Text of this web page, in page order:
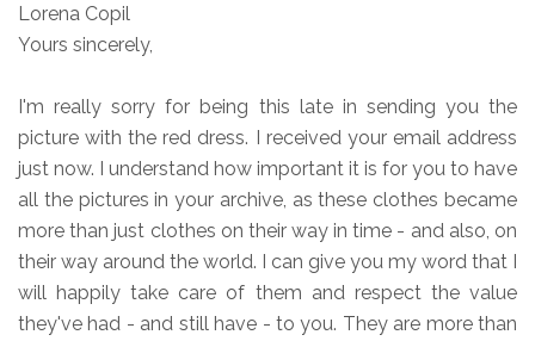
Lorena Copil
Yours sincerely,
I'm really sorry for being this late in sending you the
picture with the red dress. I received your email address
just now. I understand how important it is for you to have
all the pictures in your archive, as these clothes became
more than just clothes on their way in time - and also, on
their way around the world. I can give you my word that I
will happily take care of them and respect the value
they've had - and still have - to you. They are more than